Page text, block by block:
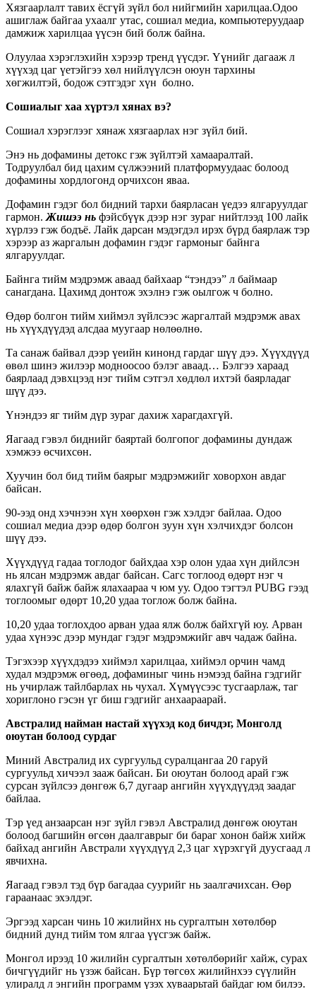
Хязгаарлалт тавих ёсгүй зүйл бол нийгмийн харилцаа.Одоо
ашиглаж байгаа ухаалг утас, сошиал медиа, компьютеруудаар
дамжиж харилцаа үүсэн бий болж байна.
Олуулаа хэрэглэхийн хэрээр тренд үүсдэг. Үүнийг дагааж л
хүүхэд цаг үетэйгээ хөл нийлүүлсэн оюун тархины
хөгжилтэй, бодож сэтгэдэг хүн болно.
Сошиалыг хаа хүртэл хянах вэ?
Сошиал хэрэглээг хянаж хязгаарлах нэг зүйл бий.
Энэ нь дофамины детокс гэж зүйлтэй хамааралтай.
Тодруулбал бид цахим сүлжээний платформуудаас болоод
дофамины хордлогонд орчихсон яваа.
Дофамин гэдэг бол бидний тархи баярласан үедээ ялгаруулдаг
гармон. Жишээ нь фэйсбүүк дээр нэг зураг нийтлээд 100 лайк
хүрлээ гэж бодъё. Лайк дарсан мэдэгдэл ирэх бүрд баярлаж тэр
хэрээр аз жаргалын дофамин гэдэг гармоныг байнга
ялгаруулдаг.
Байнга тийм мэдрэмж аваад байхаар “тэндээ” л баймаар
санагдана. Цахимд донтож эхэлнэ гэж оылгож ч болно.
Өдөр болгон тийм хиймэл зүйлсээс жаргалтай мэдрэмж авах
нь хүүхдүүдэд алсдаа муугаар нөлөөлнө.
Та санаж байвал дээр үеийн кинонд гардаг шүү дээ. Хүүхдүүд
өвөл шинэ жилээр модноосоо бэлэг аваад… Бэлгээ хараад
баярлаад дэвхцээд нэг тийм сэтгэл хөдлөл ихтэй баярладаг
шүү дээ.
Үнэндээ яг тийм дүр зураг дахиж харагдахгүй.
Яагаад гэвэл биднийг баяртай болгопог дофамины дундаж
хэмжээ өсчихсөн.
Хуучин бол бид тийм баярыг мэдрэмжийг ховорхон авдаг
байсан.
90-ээд онд хэчнээн хүн хөөрхөн гэж хэлдэг байлаа. Одоо
сошиал медиа дээр өдөр болгон зуун хүн хэлчихдэг болсон
шүү дээ.
Хүүхдүүд гадаа тоглодог байхдаа хэр олон удаа хүн дийлсэн
нь ялсан мэдрэмж авдаг байсан. Сагс тоглоод өдөрт нэг ч
ялахгүй байж байж ялахаараа ч юм уу. Одоо тэгтэл PUBG гээд
тоглоомыг өдөрт 10,20 удаа тоглож болж байна.
10,20 удаа тоглохдоо арван удаа ялж болж байхгүй юу. Арван
удаа хүнээс дээр мундаг гэдэг мэдрэмжийг авч чадаж байна.
Тэгэхээр хүүхдэдээ хиймэл харилцаа, хиймэл орчин чамд
худал мэдрэмж өгөөд, дофаминыг чинь нэмээд байна гэдгийг
нь учирлаж тайлбарлах нь чухал. Хүмүүсээс тусгаарлаж, таг
хориглоно гэсэн үг биш гэдгийг анхаараарай.
Австралид найман настай хүүхэд код бичдэг, Монголд
оюутан болоод сурдаг
Миний Австралид их сургуульд суралцангаа 20 гаруй
сургуульд хичээл зааж байсан. Би оюутан болоод арай гэж
сурсан зүйлсээ дөнгөж 6,7 дугаар ангийн хүүхдүүдэд заадаг
байлаа.
Тэр үед анзаарсан нэг зүйл гэвэл Австралид дөнгөж оюутан
болоод багшийн өгсөн даалгаврыг би бараг хонон байж хийж
байхад ангийн Австрали хүүхдүүд 2,3 цаг хүрэхгүй дуусгаад л
явчихна.
Яагаад гэвэл тэд бүр багадаа суурийг нь заалгачихсан. Өөр
гараанаас эхэлдэг.
Эргээд харсан чинь 10 жилийнх нь сургалтын хөтөлбөр
бидний дунд тийм том ялгаа үүсгэж байж.
Монгол ирээд 10 жилийн сургалтын хөтөлбөрийг хайж, сурах
бичгүүдийг нь үзэж байсан. Бүр төгсөх жилийнхээ сүүлийн
улиралд л энгийн программ үзэх хуваарьтай байдаг юм билээ.